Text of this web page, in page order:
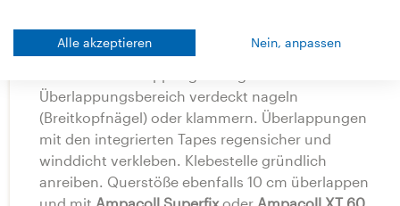
Ampatop Protecta 350 plus
auf vorhandene Tragkonstruktion oder Schalung
Überlappungsbereich verdeckt nageln
(Breitkopfnägel) oder klammern. Überlappungen
mit den integrierten Tapes regensicher und
winddicht verkleben. Klebestelle gründlich
anreiben. Querstöße ebenfalls 10 cm überlappen
Alle akzeptieren Nein, anpassen